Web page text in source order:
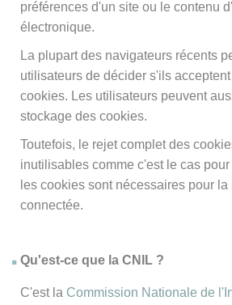
préférences d'un site ou le contenu
électronique.
La plupart des navigateurs récents
utilisateurs de décider s'ils
cookies. Les utilisateurs peuvent
stockage des cookies.
Toutefois, le rejet complet des
inutilisables comme c'est le cas
les cookies sont nécessaires pour la
connectée.
Qu'est-ce que la CNIL ?
C'est la Commission Nationale de